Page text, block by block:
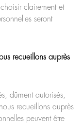
clairement et
seront
recueillons auprès
dûment autorisés,
recueillons auprès
peuvent être